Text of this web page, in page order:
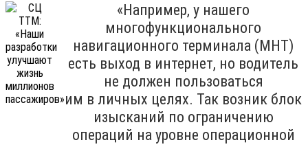
«Например, у нашего
многофункционального
навигационного терминала (МНТ)
есть выход в интернет, но водитель
не должен пользоваться
им в личных целях. Так возник блок
изысканий по ограничению
операций на уровне операционной